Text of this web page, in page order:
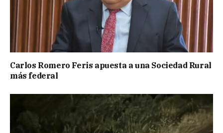
Carlos Romero Feris apuesta a una Sociedad Rural
más federal